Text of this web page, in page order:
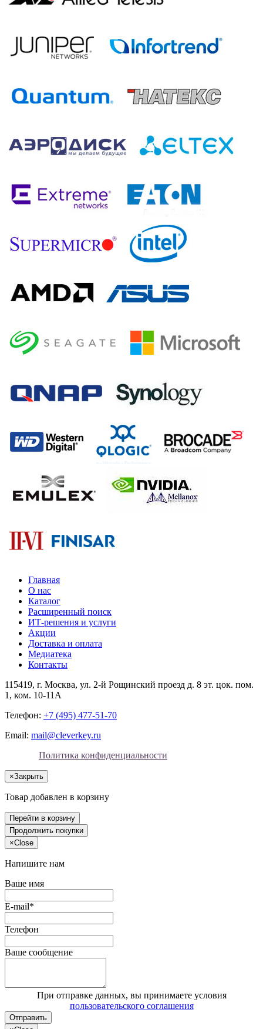
Главная
О нас
Каталог
Расширенный поиск
ИТ-решения и услуги
Акции
Доставка и оплата
Медиатека
Контакты
115419, г. Москва, ул. 2-й Рощинский проезд д. 8 эт. цок. пом.
1, ком. 10-11А
Телефон: +7 (495) 477-51-70
Email: mail@cleverkey.ru
Политика конфиденциальности
×Закрыть
Товар добавлен в корзину
Перейти в корзину
Продолжить покупки
×Close
Напишите нам
Ваше имя
E-mail*
Телефон
Ваше сообщение
При отправке данных, вы принимаете условия
пользовательского соглашения
Отправить